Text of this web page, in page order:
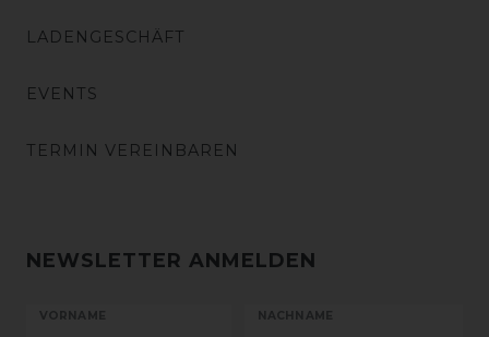
LADENGESCHÄFT
EVENTS
TERMIN VEREINBAREN
NEWSLETTER ANMELDEN
VORNAME NACHNAME